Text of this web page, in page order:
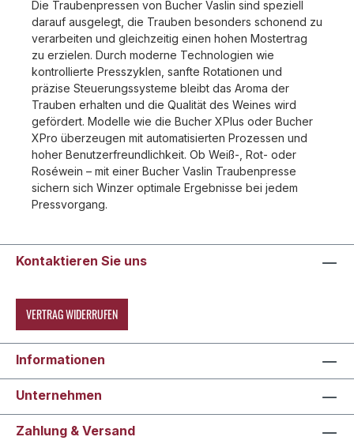
Die Traubenpressen von Bucher Vaslin sind speziell
darauf ausgelegt, die Trauben besonders schonend zu
verarbeiten und gleichzeitig einen hohen Mostertrag
zu erzielen. Durch moderne Technologien wie
kontrollierte Presszyklen, sanfte Rotationen und
präzise Steuerungssysteme bleibt das Aroma der
Trauben erhalten und die Qualität des Weines wird
gefördert. Modelle wie die Bucher XPlus oder Bucher
XPro überzeugen mit automatisierten Prozessen und
hoher Benutzerfreundlichkeit. Ob Weiß-, Rot- oder
Roséwein – mit einer Bucher Vaslin Traubenpresse
sichern sich Winzer optimale Ergebnisse bei jedem
Pressvorgang.
Kontaktieren Sie uns
VERTRAG WIDERRUFEN
Informationen
Unternehmen
Zahlung & Versand